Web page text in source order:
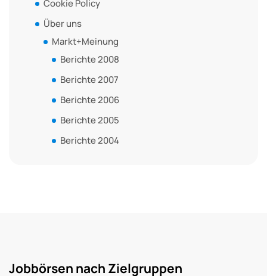
Cookie Policy
Über uns
Markt+Meinung
Berichte 2008
Berichte 2007
Berichte 2006
Berichte 2005
Berichte 2004
Jobbörsen nach Zielgruppen